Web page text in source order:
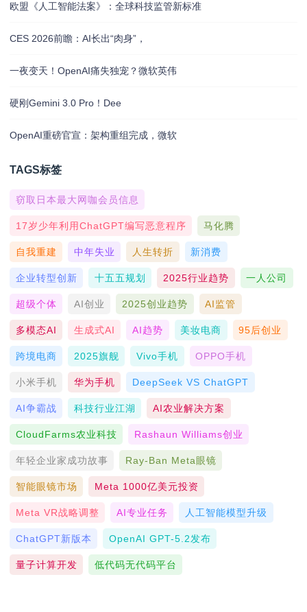
欧盟《人工智能法案》：全球科技监管新标准
CES 2026前瞻：AI长出“肉身”，
一夜变天！OpenAI痛失独宠？微软英伟
硬刚Gemini 3.0 Pro！Dee
OpenAI重磅官宣：架构重组完成，微软
TAGS标签
窃取日本最大网咖会员信息
17岁少年利用ChatGPT编写恶意程序 马化腾
自我重建 中年失业 人生转折 新消费
企业转型创新 十五五规划 2025行业趋势 一人公司
超级个体 AI创业 2025创业趋势 AI监管
多模态AI 生成式AI AI趋势 美妆电商 95后创业
跨境电商 2025旗舰 Vivo手机 OPPO手机
小米手机 华为手机 DeepSeek VS ChatGPT
AI争霸战 科技行业江湖 AI农业解决方案
CloudFarms农业科技 Rashaun Williams创业
年轻企业家成功故事 Ray-Ban Meta眼镜
智能眼镜市场 Meta 1000亿美元投资
Meta VR战略调整 AI专业任务 人工智能模型升级
ChatGPT新版本 OpenAI GPT-5.2发布
量子计算开发 低代码无代码平台